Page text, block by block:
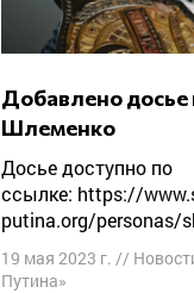
Добавлено досье на Александра
Шлеменко
Досье доступно по
ссылке: https://
putina.org/personas/
19 мая 2023 г. //
Путина»